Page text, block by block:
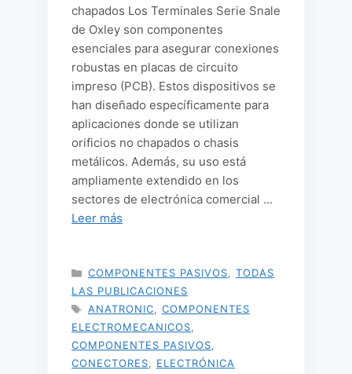
chapados Los Terminales Serie Snale
de Oxley son componentes
esenciales para asegurar conexiones
robustas en placas de circuito
impreso (PCB). Estos dispositivos se
han diseñado específicamente para
aplicaciones donde se utilizan
orificios no chapados o chasis
metálicos. Además, su uso está
ampliamente extendido en los
sectores de electrónica comercial …
Leer más
CATEGORÍAS
COMPONENTES PASIVOS
TODAS
LAS PUBLICACIONES
ETIQUETAS
ANATRONIC
COMPONENTES
ELECTROMECANICOS
COMPONENTES PASIVOS
CONECTORES
ELECTRÓNICA